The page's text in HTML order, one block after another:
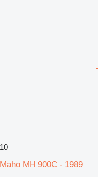
10
Maho MH 900C - 1989